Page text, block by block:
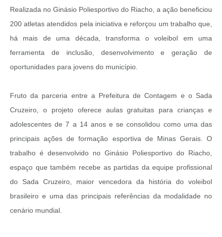
Realizada no Ginásio Poliesportivo do Riacho, a ação beneficiou
200 atletas atendidos pela iniciativa e reforçou um trabalho que,
há mais de uma década, transforma o voleibol em uma
ferramenta de inclusão, desenvolvimento e geração de
oportunidades para jovens do município.
Fruto da parceria entre a Prefeitura de Contagem e o Sada
Cruzeiro, o projeto oferece aulas gratuitas para crianças e
adolescentes de 7 a 14 anos e se consolidou como uma das
principais ações de formação esportiva de Minas Gerais. O
trabalho é desenvolvido no Ginásio Poliesportivo do Riacho,
espaço que também recebe as partidas da equipe profissional
do Sada Cruzeiro, maior vencedora da história do voleibol
brasileiro e uma das principais referências da modalidade no
cenário mundial.